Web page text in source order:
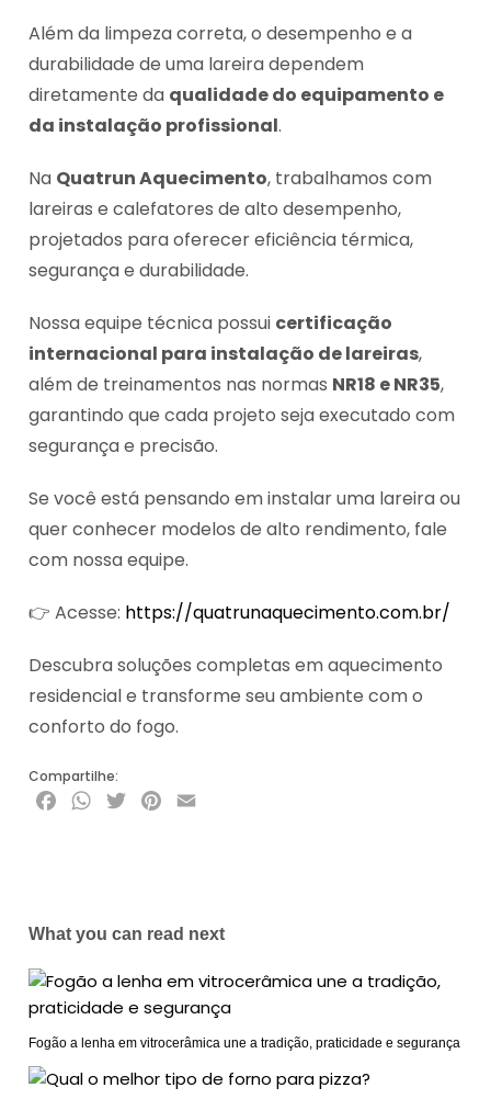
Além da limpeza correta, o desempenho e a
durabilidade de uma lareira dependem
diretamente da qualidade do equipamento e
da instalação profissional.
Na Quatrun Aquecimento, trabalhamos com
lareiras e calefatores de alto desempenho,
projetados para oferecer eficiência térmica,
segurança e durabilidade.
Nossa equipe técnica possui certificação
internacional para instalação de lareiras,
além de treinamentos nas normas NR18 e NR35,
garantindo que cada projeto seja executado com
segurança e precisão.
Se você está pensando em instalar uma lareira ou
quer conhecer modelos de alto rendimento, fale
com nossa equipe.
👉 Acesse: https://quatrunaquecimento.com.br/
Descubra soluções completas em aquecimento
residencial e transforme seu ambiente com o
conforto do fogo.
Compartilhe:
FacebookWhatsApp
TwitterPinterest
What you can read next
Fogão a lenha em vitrocerâmica une a tradição, praticidade e segurança